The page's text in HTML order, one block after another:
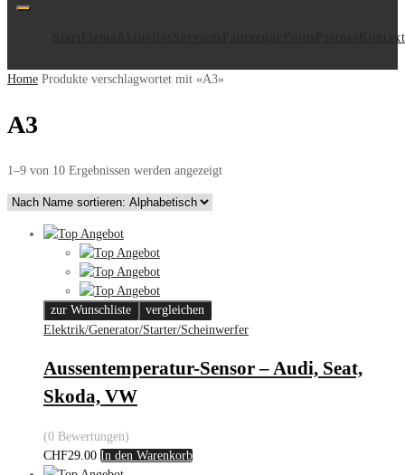
Kontakt
Home Produkte verschlagwortet mit «A3»
A3
1–9 von 10 Ergebnissen werden angezeigt
zur Wunschliste
vergleichen
Elektrik/Generator/Starter/Scheinwerfer
Aussentemperatur-Sensor – Audi, Seat,
Skoda, VW
(0 Bewertungen)
CHF29.00 In den Warenkorb